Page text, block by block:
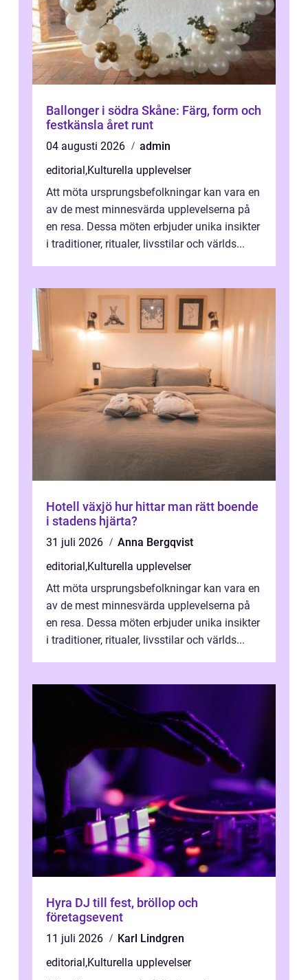
Ballonger i södra Skåne: Färg, form och
festkänsla året runt
04 augusti 2026
admin
editorial ,Kulturella upplevelser
Att möta ursprungsbefolkningar kan vara en
av de mest minnesvärda upplevelserna på
en resa. Dessa möten erbjuder unika insikter
i traditioner, ritualer, livsstilar och världs...
Hotell växjö hur hittar man rätt boende
i stadens hjärta?
31 juli 2026
Anna Bergqvist
editorial ,Kulturella upplevelser
Att möta ursprungsbefolkningar kan vara en
av de mest minnesvärda upplevelserna på
en resa. Dessa möten erbjuder unika insikter
i traditioner, ritualer, livsstilar och världs...
Hyra DJ till fest, bröllop och
företagsevent
11 juli 2026
Karl Lindgren
editorial ,Kulturella upplevelser